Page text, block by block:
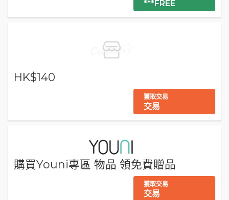
***FREE
HK$140
獲取交易
交易
購買Youni專區 物品 領免費贈品
獲取交易
交易